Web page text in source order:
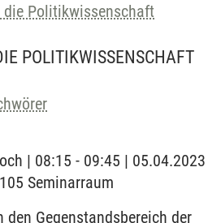
Politikwissenschaft
POLITIKWISSENSCHAFT
| 08:15 - 09:45 | 05.04.2023
Seminarraum
den Gegenstandsbereich der